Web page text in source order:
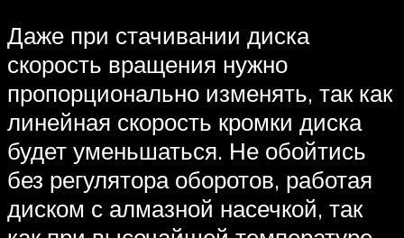
Даже при стачивании диска
скорость вращения нужно
пропорционально изменять, так как
линейная скорость кромки диска
будет уменьшаться. Не обойтись
без регулятора оборотов, работая
диском с алмазной насечкой, так